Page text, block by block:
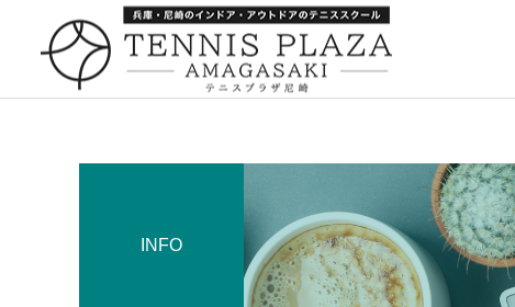
一般スクール
キャンペーン
INFO